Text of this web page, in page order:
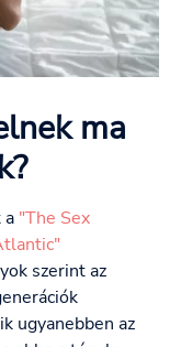
ma
a "The Sex
szerint az
ugyanebben az